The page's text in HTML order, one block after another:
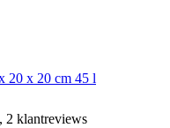
20 x 20 cm 45 l
2 klantreviews